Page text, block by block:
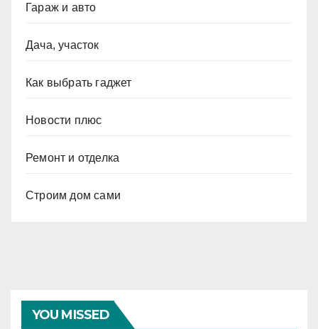
Гараж и авто
Дача, участок
Как выбрать гаджет
Новости плюс
Ремонт и отделка
Строим дом сами
YOU MISSED